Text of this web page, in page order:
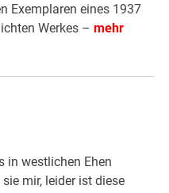
Exemplaren eines 1937
Werkes – mehr
in westlichen Ehen
mir, leider ist diese